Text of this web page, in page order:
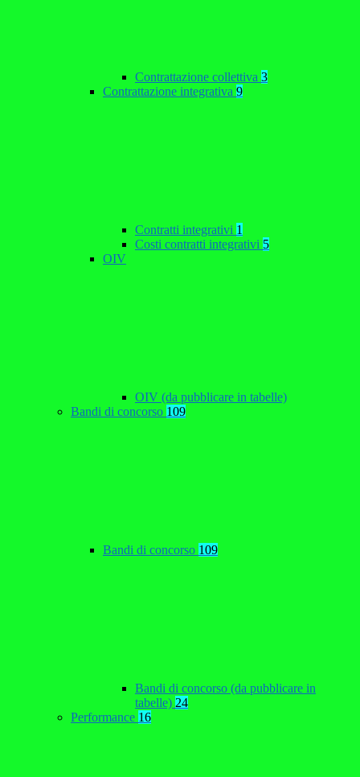
Contrattazione collettiva 3
Contrattazione integrativa 9
Contratti integrativi 1
Costi contratti integrativi 5
OIV
OIV (da pubblicare in tabelle)
Bandi di concorso 109
Bandi di concorso 109
Bandi di concorso (da pubblicare in
tabelle) 24
Performance 16